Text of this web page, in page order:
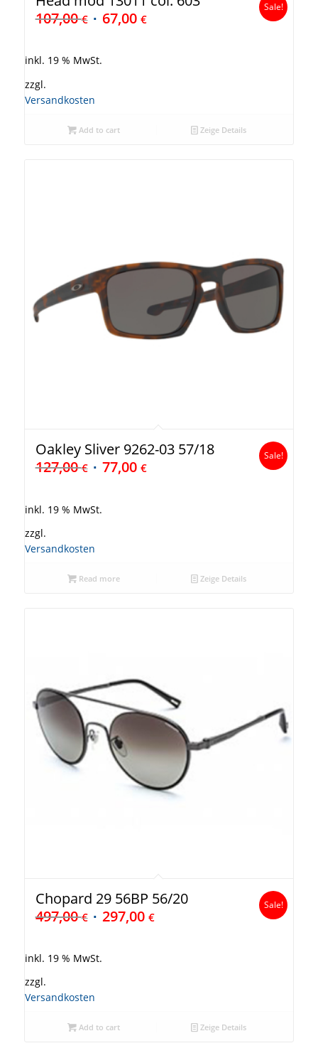
107,00€ 67,00 €
Sale!
inkl. 19 % MwSt.
zzgl.
Versandkosten
Add to cart Zeige Details
Oakley Sliver 9262-03 57/18
127,00€ 77,00 €
Sale!
inkl. 19 % MwSt.
zzgl.
Versandkosten
Read more Zeige Details
Chopard 29 56BP 56/20
497,00€ 297,00 €
Sale!
inkl. 19 % MwSt.
zzgl.
Versandkosten
Add to cart Zeige Details